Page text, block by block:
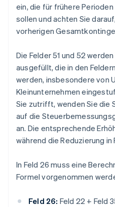
ein, die für frühere
sollen und achten Sie
vorherigen
Die Felder 51 und 52
ausgefüllt, die in den
werden, insbesondere von
Kleinunternehmen
Sie zutrifft, wenden Sie die
auf die
an. Die entsprechende
während die Reduzierung
In Feld 26 muss eine
Formel vorgenommen
Feld 26: Feld 22 + Feld